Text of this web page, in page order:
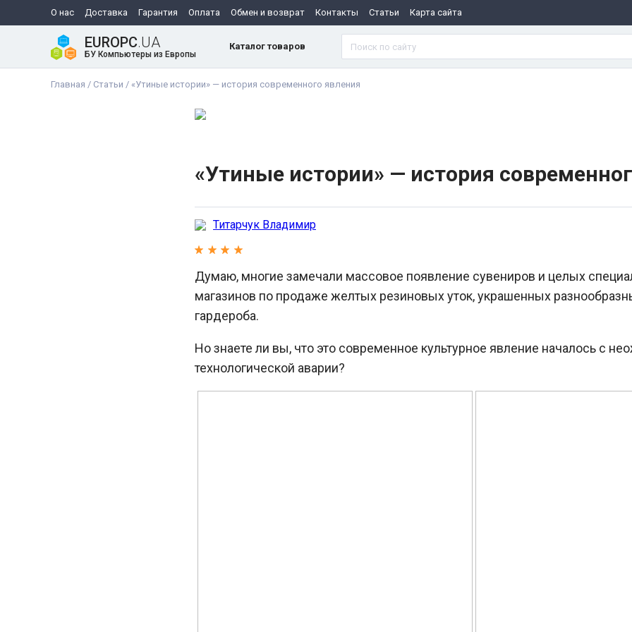
О нас Доставка Гарантия Оплата Обмен и возврат Контакты Статьи Карта сайта
EUROPC.UA
БУ Компьютеры из Европы
Каталог товаров
Главная / Статьи / «Утиные истории» — история современного явления
«Утиные истории» — история
Титарчук Владимир
Думаю, многие замечали массовое появление сувениров и целых
магазинов по продаже желтых резиновых уток, украшенных
гардероба.
Но знаете ли вы, что это современное культурное явление началось с
технологической аварии?